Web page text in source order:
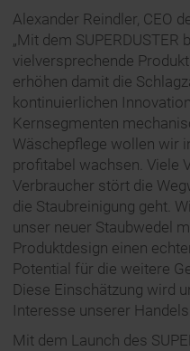
Alexander Reindler, CEO
„Mit dem
vielversprechende
erhöhen damit die
kontinuierlichen
Kernsegmenten
Wäschepflege wollen wir
profitabel wachsen. Viele
Verbraucher stört die
die Staubreinigung geht.
unser neuer Staubwedel
Produktdesign einen
Potential für die weitere
Diese Einschätzung wird
Interesse unserer
Mit dem Launch des